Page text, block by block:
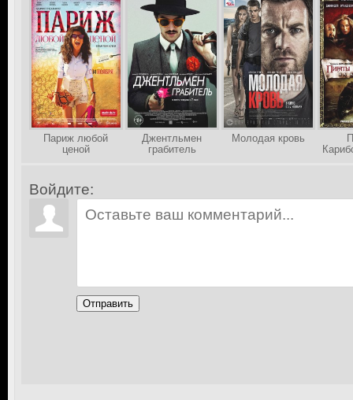
Париж любой
ценой
Джентльмен
грабитель
Молодая кровь
Войдите:
Отправить